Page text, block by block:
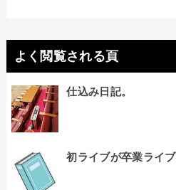
よく閲覧される頁
仕込み日記。
初ライブが卒業ライ